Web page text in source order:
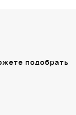
подобрать